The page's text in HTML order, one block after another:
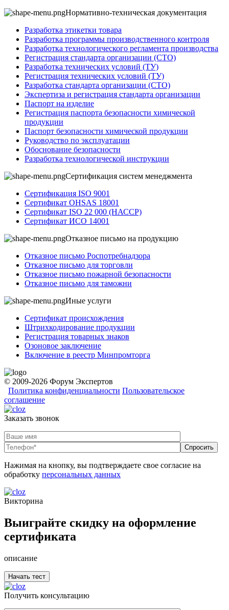
Нормативно-техническая документация
Разработка этикетки товара
Разработка программы производственного контроля
Разработка технологического регламента производства
Регистрация стандарта организации (СТО)
Разработка технических условий (ТУ)
Регистрация технических условий (ТУ)
Разработка стандарта организации (СТО)
Экспертиза и регистрация стандарта организации
Паспорт на изделие
Регистрация паспорта безопасности химической
продукции
Паспорт безопасности химической продукции
Руководство по эксплуатации
Обоснование безопасности
Разработка технологической инструкции
Сертификация систем менеджмента
Сертификация ISO 9001
Сертификат OHSAS 18001
Сертификат ISO 22 000 (НАССР)
Сертификат ИСО 14001
Отказное письмо на продукцию
Отказное письмо Роспотребнадзора
Отказное письмо для торговли
Отказное письмо пожарной безопасности
Отказное письмо для таможни
Иные услуги
Сертификат происхождения
Штрихкодирование продукции
Регистрация товарных знаков
Озоновое заключение
Включение в реестр Минпромторга
© 2009-2026 Форум Экспертов
Политика конфиденциальности Пользовательское
соглашение
Заказать звонок
Нажимая на кнопку, вы подтверждаете свое согласие на
обработку персональных данных
Викторина
Выиграйте скидку на оформление
сертификата
описание
Получить консультацию